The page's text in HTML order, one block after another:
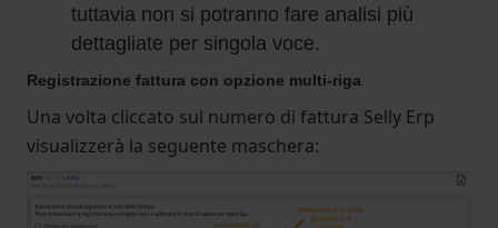
tuttavia non si potranno fare analisi più
dettagliate per singola voce.
Registrazione fattura con opzione multi-riga
Una volta cliccato sul numero di fattura Selly Erp
visualizzerà la seguente maschera: